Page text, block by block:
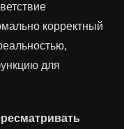
корректный
для